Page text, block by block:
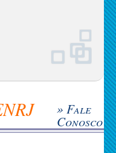
» Fale
Conosco